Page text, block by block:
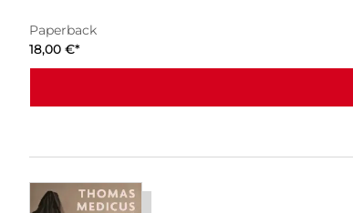
Paperback
18,00 €*